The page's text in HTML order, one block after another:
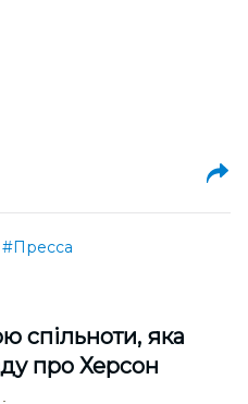
#Пресса
спільноти, яка
про Херсон